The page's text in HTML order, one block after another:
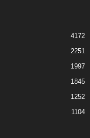
4172
2251
1997
1845
1252
1104